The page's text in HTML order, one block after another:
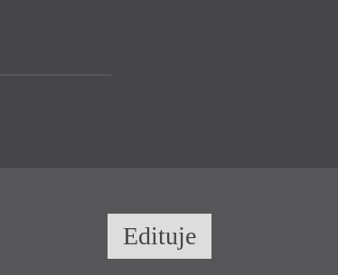
Edituje